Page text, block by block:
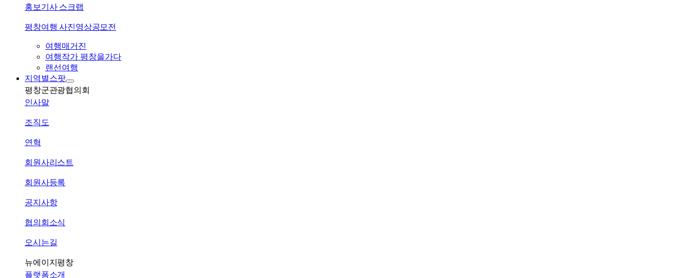
홍보기사 스크랩
평창여행 사진영상공모전
여행매거진
여행작가 평창을가다
랜선여행
지역별스팟
평창군관광협의회
인사말
조직도
연혁
회원사리스트
회원사등록
공지사항
협의회소식
오시는길
뉴에이지평창
플랫폼소개